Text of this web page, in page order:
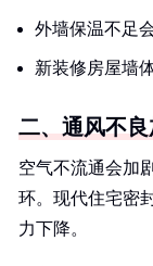
外墙保温不足
新装修房屋墙
二、通风不
空气不流通会加
环。现代住宅密
力下降。